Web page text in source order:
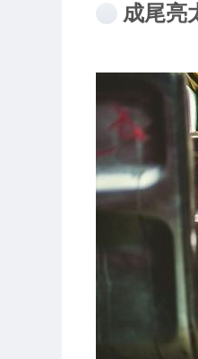
成尾亮